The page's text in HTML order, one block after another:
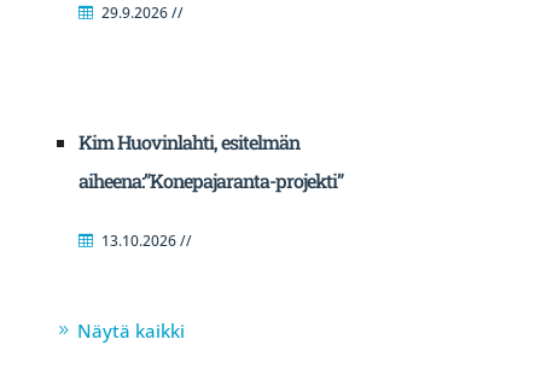
29.9.2026 //
Kim Huovinlahti, esitelmän
aiheena:”Konepajaranta-projekti”
13.10.2026 //
Näytä kaikki